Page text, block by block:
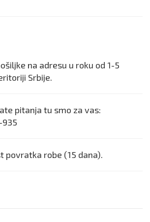
na adresu u roku od 1-5
Srbije.
pitanja tu smo za vas:
povratka robe (15 dana).